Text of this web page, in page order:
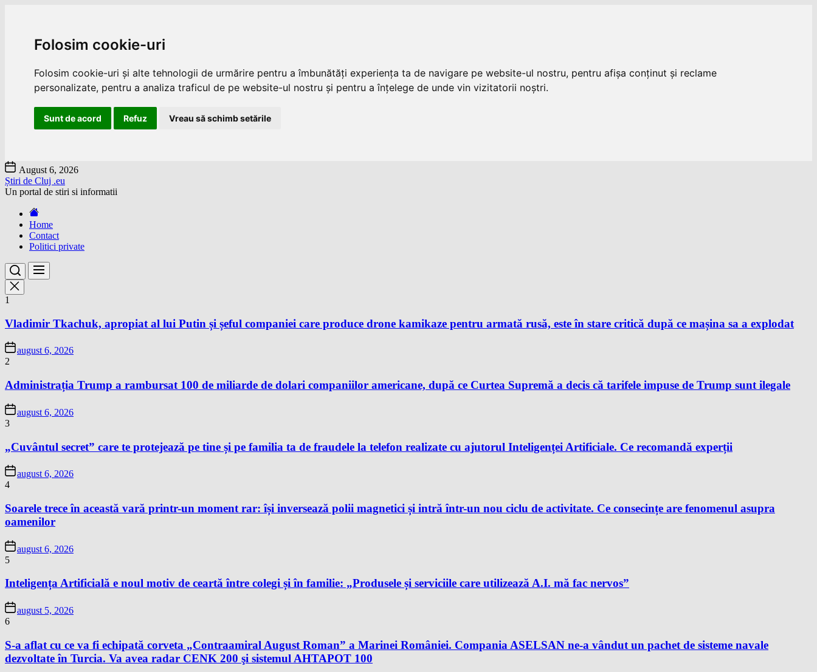
Folosim cookie-uri
Folosim cookie-uri și alte tehnologii de urmărire pentru a îmbunătăți experiența ta de navigare pe website-ul nostru, pentru afișa conținut și reclame
personalizate, pentru a analiza traficul de pe website-ul nostru și pentru a înțelege de unde vin vizitatorii noștri.
Sunt de acord Refuz Vreau să schimb setările
Skip
to
the
content
August 6, 2026
Știri de Cluj .eu
Un portal de stiri si informatii
Home
Contact
Politici private
1
Vladimir Tkachuk, apropiat al lui Putin și șeful companiei care produce drone kamikaze pentru armată rusă, este în stare critică după ce mașina sa a explodat
august 6, 2026
2
Administrația Trump a rambursat 100 de miliarde de dolari companiilor americane, după ce Curtea Supremă a decis că tarifele impuse de Trump sunt ilegale
august 6, 2026
3
„Cuvântul secret” care te protejează pe tine și pe familia ta de fraudele la telefon realizate cu ajutorul Inteligenței Artificiale. Ce recomandă experții
august 6, 2026
4
Soarele trece în această vară printr-un moment rar: își inversează polii magnetici și intră într-un nou ciclu de activitate. Ce consecințe are fenomenul asupra
oamenilor
august 6, 2026
5
Inteligența Artificială e noul motiv de ceartă între colegi și în familie: „Produsele și serviciile care utilizează A.I. mă fac nervos”
august 5, 2026
6
S-a aflat cu ce va fi echipată corveta „Contraamiral August Roman” a Marinei României. Compania ASELSAN ne-a vândut un pachet de sisteme navale
dezvoltate în Turcia. Va avea radar CENK 200 şi sistemul AHTAPOT 100